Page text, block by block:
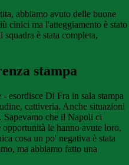
abbiamo avuto delle buone
cinici ma l'atteggiamento è stato
è stata completa,
stampa
esordisce Di Fra in sala stampa
cattiveria. Anche situazioni
che il Napoli ci
le hanno avute loro,
cosa un po' negativa è stata
ma abbiamo fatto una